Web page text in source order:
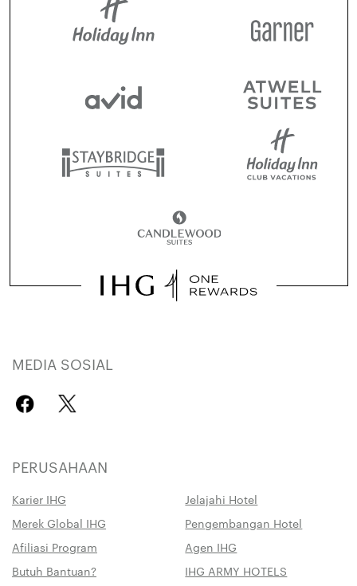
MEDIA SOSIAL
PERUSAHAAN
Karier IHG
Jelajahi Hotel
Merek Global IHG
Pengembangan Hotel
Afiliasi Program
Agen IHG
Butuh Bantuan?
IHG ARMY HOTELS